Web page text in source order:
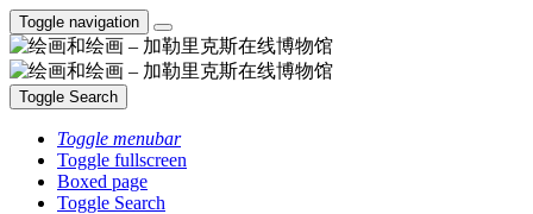
Toggle navigation
Toggle Search
Toggle menubar
Toggle fullscreen
Boxed page
Toggle Search